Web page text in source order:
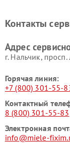
Miele
Miele
Контакты
Адрес
г. Нальчик,
Горячая линия:
+7 (800) 301-55-
Контактный
8 (800) 301-55-83
Электронная
info@miele-